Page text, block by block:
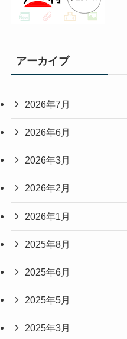
アーカイブ
2026年7月
2026年6月
2026年3月
2026年2月
2026年1月
2025年8月
2025年6月
2025年5月
2025年3月